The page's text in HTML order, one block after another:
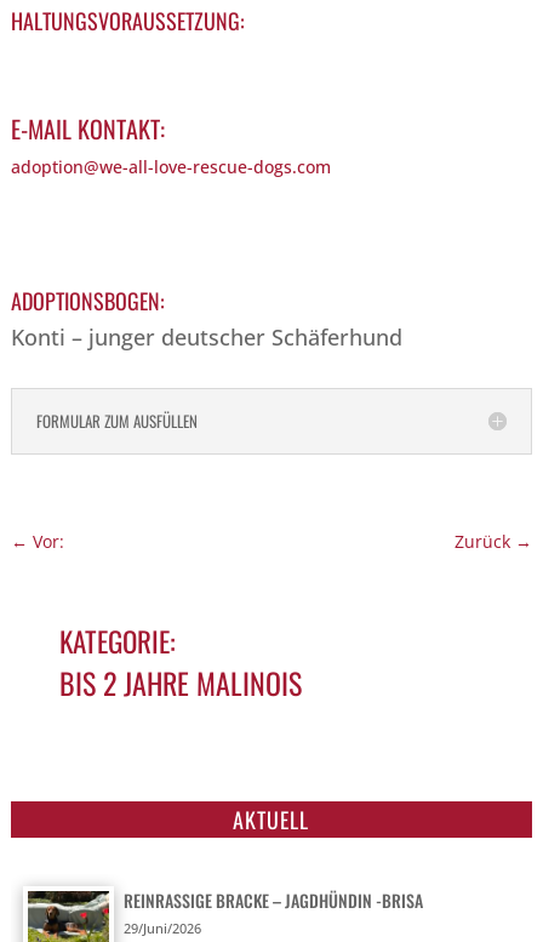
HALTUNGSVORAUSSETZUNG:
E-MAIL KONTAKT:
adoption@we-all-love-rescue-dogs.com
ADOPTIONSBOGEN:
Konti – junger deutscher Schäferhund
FORMULAR ZUM AUSFÜLLEN
← Vor: Zurück →
KATEGORIE:
BIS 2 JAHRE MALINOIS
AKTUELL
REINRASSIGE BRACKE – JAGDHÜNDIN -BRISA
29/Juni/2026